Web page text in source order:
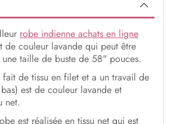
robe indienne achats en ligne
de couleur lavande qui peut être
taille de buste de 58" pouces.
fait de tissu en filet et a un travail de
est de couleur lavande et
net.
est réalisée en tissu net qui est